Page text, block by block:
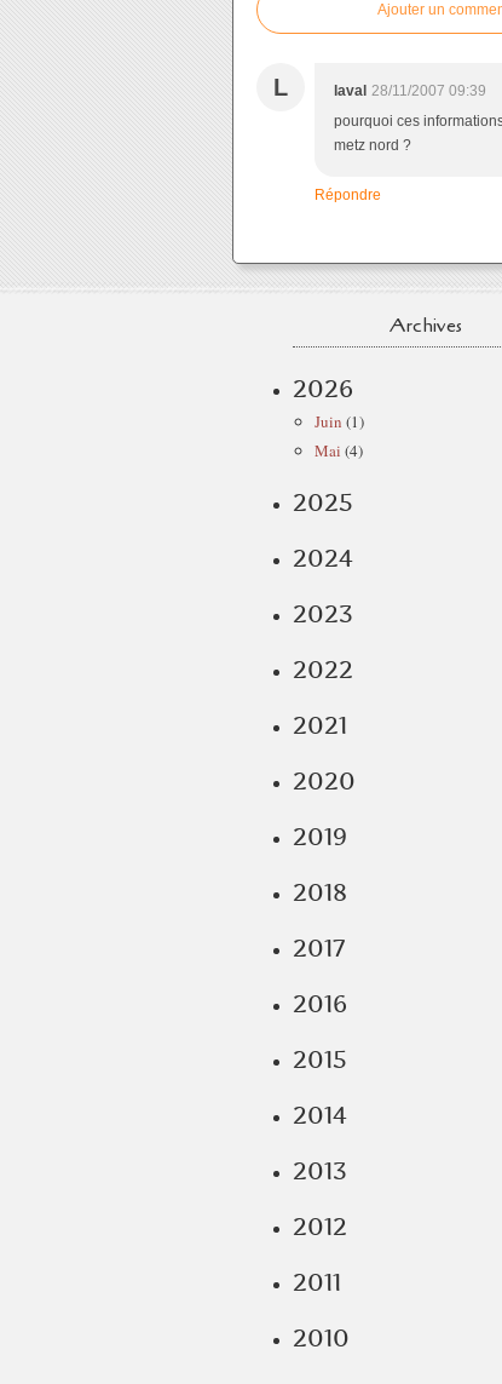
Ajouter un
L laval 28/11/2007 09:39
pourquoi ces
metz nord ?
Répondre
Archives
2026
Juin (1)
Mai (4)
2025
2024
2023
2022
2021
2020
2019
2018
2017
2016
2015
2014
2013
2012
2011
2010